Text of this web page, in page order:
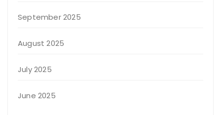
September 2025
August 2025
July 2025
June 2025